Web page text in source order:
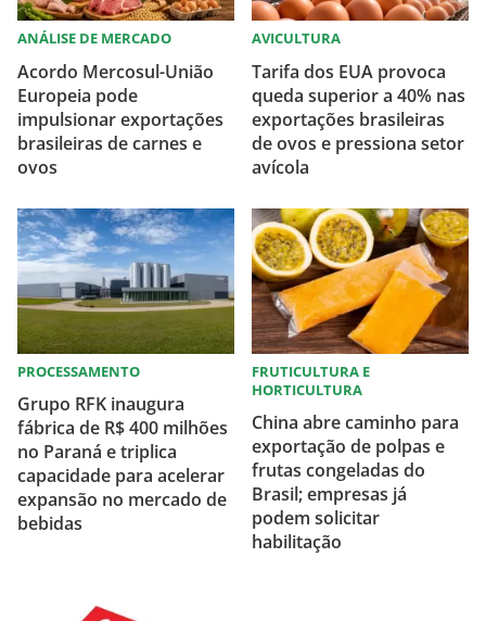
ANÁLISE DE MERCADO
Acordo Mercosul-União
Europeia pode
impulsionar exportações
brasileiras de carnes e
ovos
AVICULTURA
Tarifa dos EUA provoca
queda superior a 40% nas
exportações brasileiras
de ovos e pressiona setor
avícola
PROCESSAMENTO
Grupo RFK inaugura
fábrica de R$ 400 milhões
no Paraná e triplica
capacidade para acelerar
expansão no mercado de
bebidas
FRUTICULTURA E
HORTICULTURA
China abre caminho para
exportação de polpas e
frutas congeladas do
Brasil; empresas já
podem solicitar
habilitação